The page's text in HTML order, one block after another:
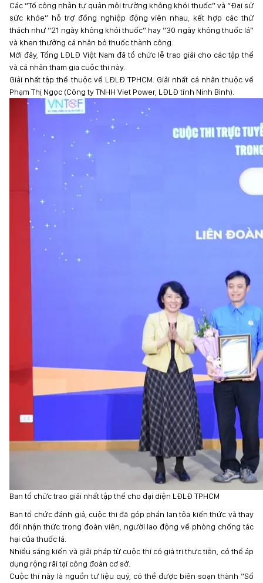
Các “Tổ công nhân tự quản môi trường không khói thuốc” và “Đại sứ
sức khỏe” hỗ trợ đồng nghiệp động viên nhau, kết hợp các thử
thách như “21 ngày không khói thuốc” hay “30 ngày không thuốc lá”
và khen thưởng cá nhân bỏ thuốc thành công.
Mới đây, Tổng LĐLĐ Việt Nam đã tổ chức lễ trao giải cho các tập thể
và cá nhân tham gia cuộc thi này.
Giải nhất tập thể thuộc về LĐLĐ TPHCM. Giải nhất cá nhân thuộc về
Phạm Thị Ngọc (Công ty TNHH Viet Power, LĐLĐ tỉnh Ninh Bình).
Ban tổ chức trao giải nhất tập thể cho đại diện LĐLĐ TPHCM
Ban tổ chức đánh giá, cuộc thi đã góp phần lan tỏa kiến thức và thay
đổi nhận thức trong đoàn viên, người lao động về phòng chống tác
hại của thuốc lá.
Nhiều sáng kiến và giải pháp từ cuộc thi có giá trị thực tiễn, có thể áp
dụng rộng rãi tại công đoàn cơ sở.
Cuộc thi này là nguồn tư liệu quý, có thể được biên soạn thành “Sổ